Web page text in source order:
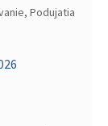
Podujatia